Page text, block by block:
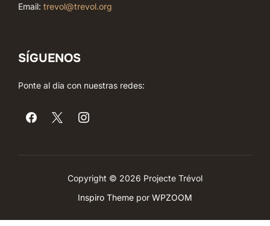
Email: trevol@trevol.org
SÍGUENOS
Ponte al dia con nuestras redes:
Copyright © 2026 Projecte Trévol
Inspiro Theme por WPZOOM